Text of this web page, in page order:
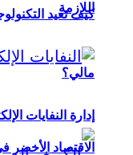
كيف تعيد
مالي؟
اللازمة
إدارة النفايات
الاقتصاد الأخضر